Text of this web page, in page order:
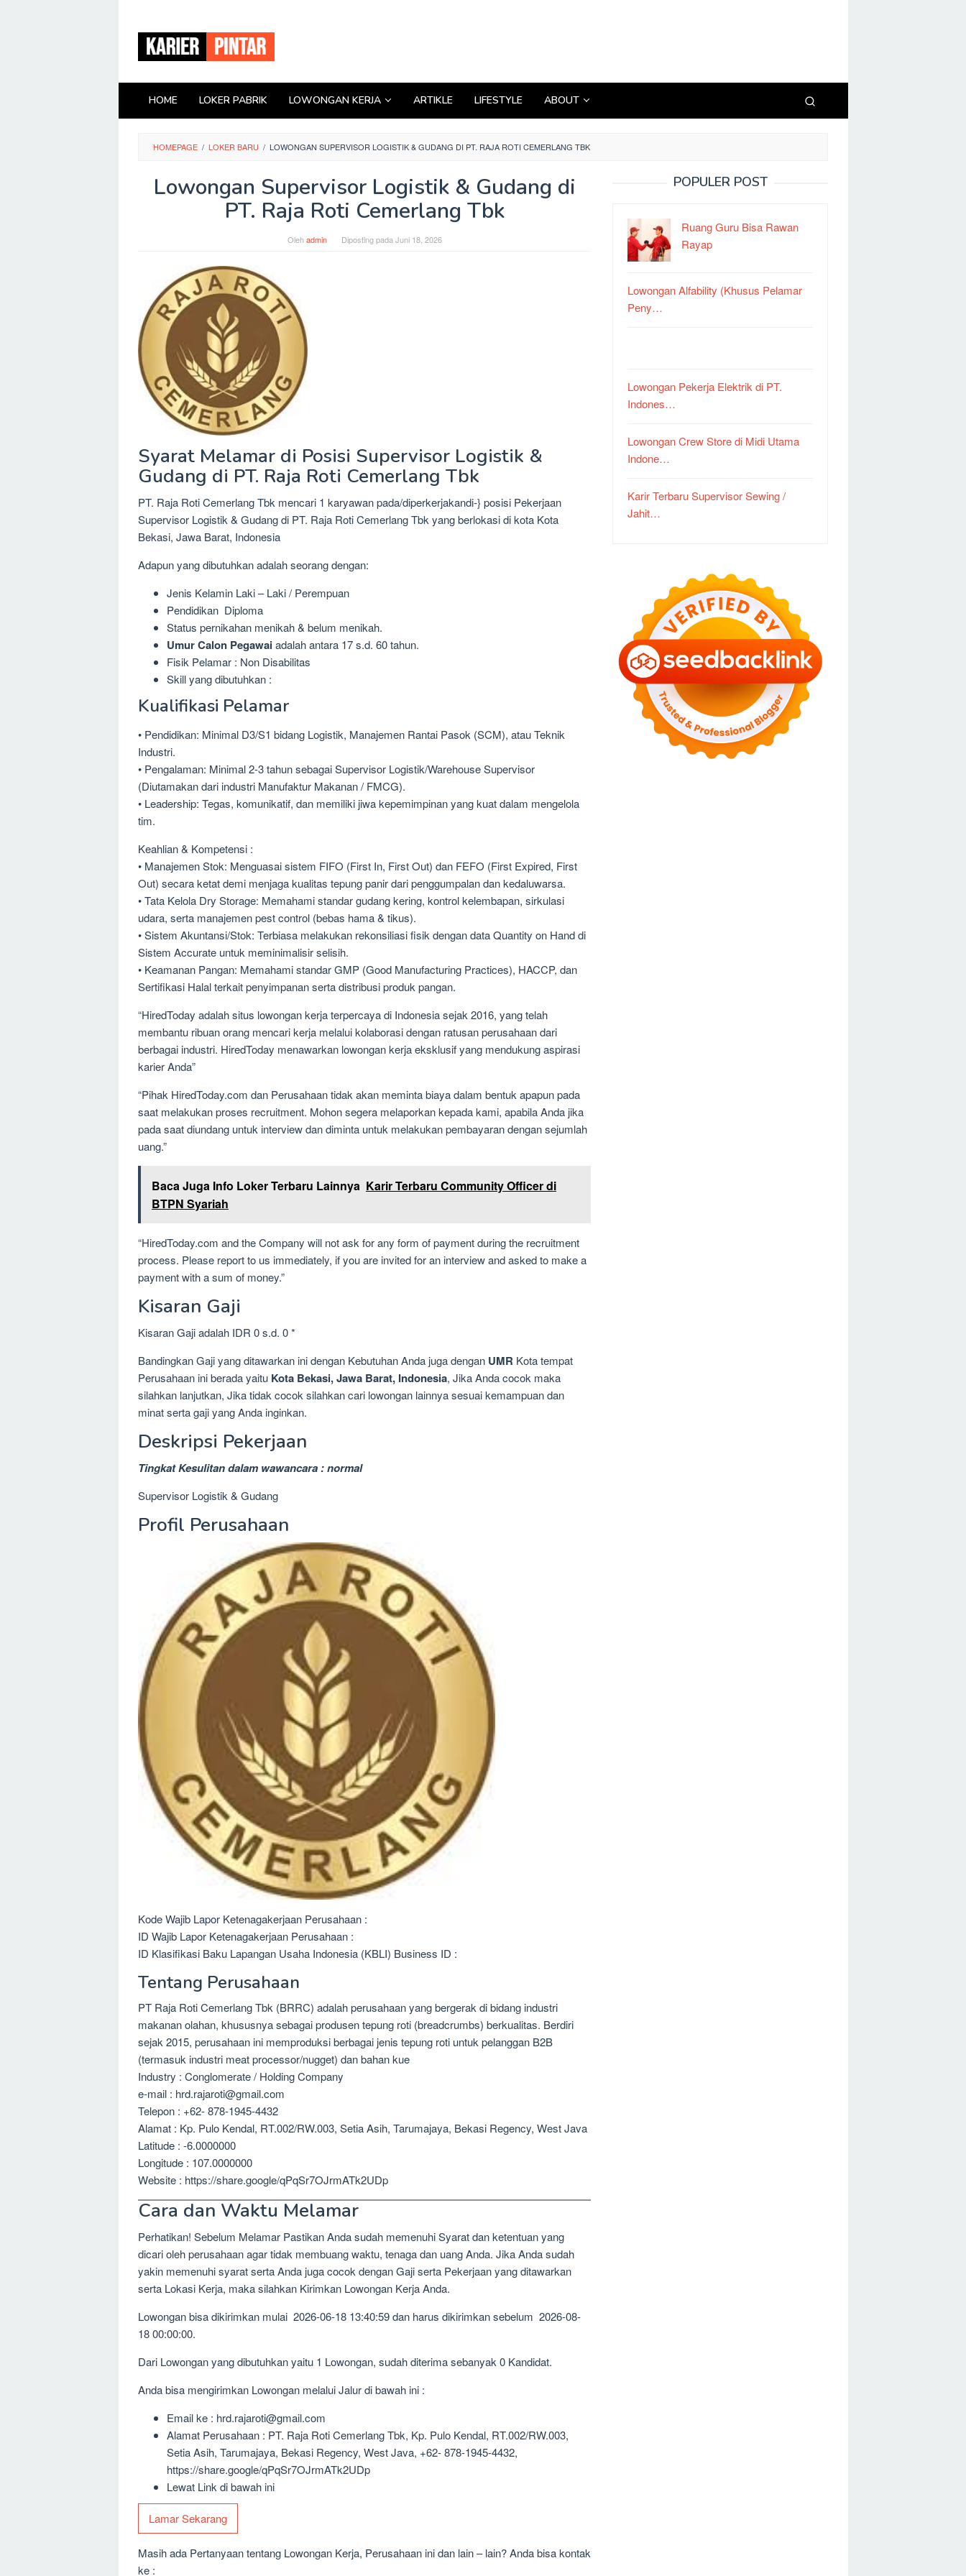
konten
HOME LOKER PABRIK LOWONGAN KERJA ARTIKLE LIFESTYLE ABOUT
HOMEPAGE / LOKER BARU / LOWONGAN SUPERVISOR LOGISTIK & GUDANG DI PT. RAJA ROTI CEMERLANG TBK
Lowongan Supervisor Logistik & Gudang di
PT. Raja Roti Cemerlang Tbk
Olehadmin Diposting pada Juni 18, 2026
Syarat Melamar di Posisi Supervisor Logistik &
Gudang di PT. Raja Roti Cemerlang Tbk
PT. Raja Roti Cemerlang Tbk mencari 1 karyawan pada/diperkerjakandi-} posisi Pekerjaan
Supervisor Logistik & Gudang di PT. Raja Roti Cemerlang Tbk yang berlokasi di kota Kota
Bekasi, Jawa Barat, Indonesia
Adapun yang dibutuhkan adalah seorang dengan:
Jenis Kelamin Laki – Laki / Perempuan
Pendidikan Diploma
Status pernikahan menikah & belum menikah.
Umur Calon Pegawaiadalah antara 17 s.d. 60 tahun.
Fisik Pelamar : Non Disabilitas
Skill yang dibutuhkan :
Kualifikasi Pelamar
• Pendidikan: Minimal D3/S1 bidang Logistik, Manajemen Rantai Pasok (SCM), atau Teknik
Industri.
• Pengalaman: Minimal 2-3 tahun sebagai Supervisor Logistik/Warehouse Supervisor
(Diutamakan dari industri Manufaktur Makanan / FMCG).
• Leadership: Tegas, komunikatif, dan memiliki jiwa kepemimpinan yang kuat dalam mengelola
tim.
Keahlian & Kompetensi :
• Manajemen Stok: Menguasai sistem FIFO (First In, First Out) dan FEFO (First Expired, First
Out) secara ketat demi menjaga kualitas tepung panir dari penggumpalan dan kedaluwarsa.
• Tata Kelola Dry Storage: Memahami standar gudang kering, kontrol kelembapan, sirkulasi
udara, serta manajemen pest control (bebas hama & tikus).
• Sistem Akuntansi/Stok: Terbiasa melakukan rekonsiliasi fisik dengan data Quantity on Hand di
Sistem Accurate untuk meminimalisir selisih.
• Keamanan Pangan: Memahami standar GMP (Good Manufacturing Practices), HACCP, dan
Sertifikasi Halal terkait penyimpanan serta distribusi produk pangan.
“HiredToday adalah situs lowongan kerja terpercaya di Indonesia sejak 2016, yang telah
membantu ribuan orang mencari kerja melalui kolaborasi dengan ratusan perusahaan dari
berbagai industri. HiredToday menawarkan lowongan kerja eksklusif yang mendukung aspirasi
karier Anda”
“Pihak HiredToday.com dan Perusahaan tidak akan meminta biaya dalam bentuk apapun pada
saat melakukan proses recruitment. Mohon segera melaporkan kepada kami, apabila Anda jika
pada saat diundang untuk interview dan diminta untuk melakukan pembayaran dengan sejumlah
uang.”
Baca Juga Info Loker Terbaru Lainnya Karir Terbaru Community Officer di
BTPN Syariah
“HiredToday.com and the Company will not ask for any form of payment during the recruitment
process. Please report to us immediately, if you are invited for an interview and asked to make a
payment with a sum of money.”
Kisaran Gaji
Kisaran Gaji adalah IDR 0 s.d. 0 *
Bandingkan Gaji yang ditawarkan ini dengan Kebutuhan Anda juga dengan UMR Kota tempat
Perusahaan ini berada yaitu Kota Bekasi, Jawa Barat, Indonesia, Jika Anda cocok maka
silahkan lanjutkan, Jika tidak cocok silahkan cari lowongan lainnya sesuai kemampuan dan
minat serta gaji yang Anda inginkan.
Deskripsi Pekerjaan
Tingkat Kesulitan dalam wawancara : normal
Supervisor Logistik & Gudang
Profil Perusahaan
Kode Wajib Lapor Ketenagakerjaan Perusahaan :
ID Wajib Lapor Ketenagakerjaan Perusahaan :
ID Klasifikasi Baku Lapangan Usaha Indonesia (KBLI) Business ID :
Tentang Perusahaan
PT Raja Roti Cemerlang Tbk (BRRC) adalah perusahaan yang bergerak di bidang industri
makanan olahan, khususnya sebagai produsen tepung roti (breadcrumbs) berkualitas. Berdiri
sejak 2015, perusahaan ini memproduksi berbagai jenis tepung roti untuk pelanggan B2B
(termasuk industri meat processor/nugget) dan bahan kue
Industry : Conglomerate / Holding Company
e-mail : hrd.rajaroti@gmail.com
Telepon : +62- 878-1945-4432
Alamat : Kp. Pulo Kendal, RT.002/RW.003, Setia Asih, Tarumajaya, Bekasi Regency, West Java
Latitude : -6.0000000
Longitude : 107.0000000
Website : https://share.google/qPqSr7OJrmATk2UDp
Cara dan Waktu Melamar
Perhatikan! Sebelum Melamar Pastikan Anda sudah memenuhi Syarat dan ketentuan yang
dicari oleh perusahaan agar tidak membuang waktu, tenaga dan uang Anda. Jika Anda sudah
yakin memenuhi syarat serta Anda juga cocok dengan Gaji serta Pekerjaan yang ditawarkan
serta Lokasi Kerja, maka silahkan Kirimkan Lowongan Kerja Anda.
Lowongan bisa dikirimkan mulai 2026-06-18 13:40:59 dan harus dikirimkan sebelum 2026-08-
18 00:00:00.
Dari Lowongan yang dibutuhkan yaitu 1 Lowongan, sudah diterima sebanyak 0 Kandidat.
Anda bisa mengirimkan Lowongan melalui Jalur di bawah ini :
Email ke : hrd.rajaroti@gmail.com
Alamat Perusahaan : PT. Raja Roti Cemerlang Tbk, Kp. Pulo Kendal, RT.002/RW.003,
Setia Asih, Tarumajaya, Bekasi Regency, West Java, +62- 878-1945-4432,
https://share.google/qPqSr7OJrmATk2UDp
Lewat Link di bawah ini
Lamar Sekarang
Masih ada Pertanyaan tentang Lowongan Kerja, Perusahaan ini dan lain – lain? Anda bisa kontak
ke :
POPULER POST
Ruang Guru Bisa Rawan
Rayap
Lowongan Alfability (Khusus Pelamar
Peny…
Lowongan Pekerja Elektrik di PT.
Indones…
Lowongan Crew Store di Midi Utama
Indone…
Karir Terbaru Supervisor Sewing /
Jahit…